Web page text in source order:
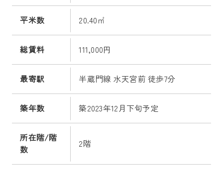
平米数 20.40㎡
総賃料 111,000円
最寄駅 半蔵門線 水天宮前 徒歩7分
築年数 築2023年12月下旬予定
所在階/階
数
2階